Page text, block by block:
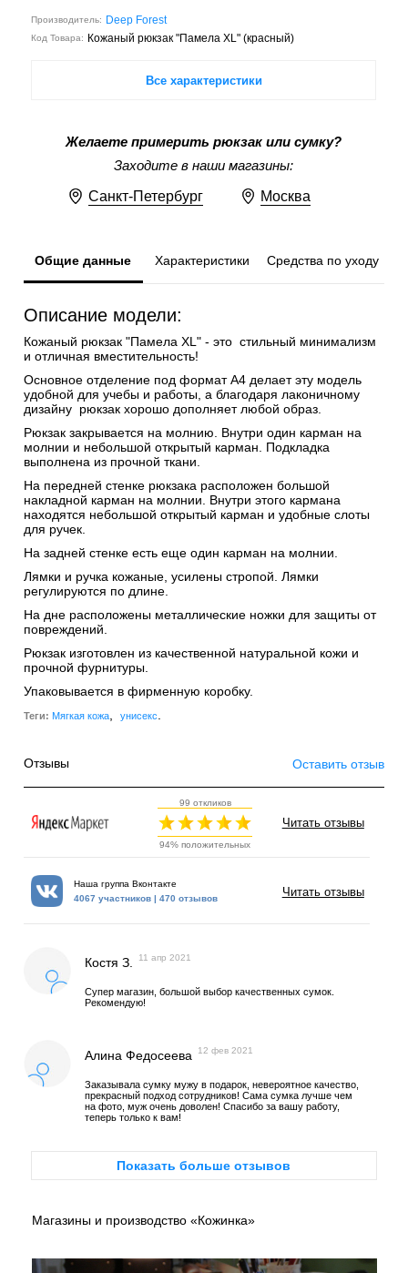
Производитель: Deep Forest
Код Товара: Кожаный рюкзак "Памела XL" (красный)
Все характеристики
Желаете примерить рюкзак или сумку?
Заходите в наши магазины:
Санкт-Петербург Москва
Общие данные Характеристики Средства по уходу
Описание модели:
Кожаный рюкзак "Памела XL" - это стильный минимализм
и отличная вместительность!
Основное отделение под формат А4 делает эту модель
удобной для учебы и работы, а благодаря лаконичному
дизайну рюкзак хорошо дополняет любой образ.
Рюкзак закрывается на молнию. Внутри один карман на
молнии и небольшой открытый карман. Подкладка
выполнена из прочной ткани.
На передней стенке рюкзака расположен большой
накладной карман на молнии. Внутри этого кармана
находятся небольшой открытый карман и удобные слоты
для ручек.
На задней стенке есть еще один карман на молнии.
Лямки и ручка кожаные, усилены стропой. Лямки
регулируются по длине.
На дне расположены металлические ножки для защиты от
повреждений.
Рюкзак изготовлен из качественной натуральной кожи и
прочной фурнитуры.
Упаковывается в фирменную коробку.
Теги: Мягкая кожа унисекс
Отзывы Оставить отзыв
99 откликов
94% положительных
Читать отзывы
Наша группа Вконтакте
4067 участников | 470 отзывов
Читать отзывы
Костя З. 11 апр 2021
Супер магазин, большой выбор качественных сумок.
Рекомендую!
Алина Федосеева 12 фев 2021
Заказывала сумку мужу в подарок, невероятное качество,
прекрасный подход сотрудников! Сама сумка лучше чем
на фото, муж очень доволен! Спасибо за вашу работу,
теперь только к вам!
Показать больше отзывов
Магазины и производство «Кожинка»